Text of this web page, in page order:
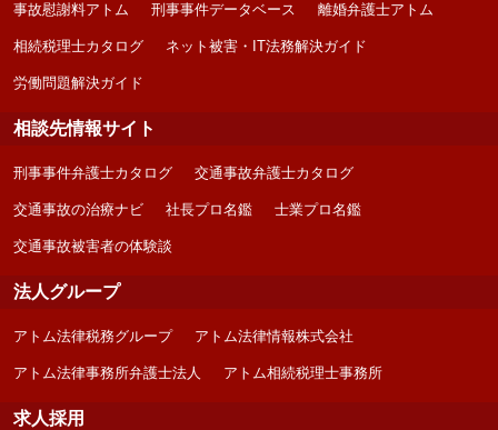
事故慰謝料アトム 刑事事件データベース 離婚弁護士アトム
相続税理士カタログ ネット被害・IT法務解決ガイド
労働問題解決ガイド
相談先情報サイト
刑事事件弁護士カタログ 交通事故弁護士カタログ
交通事故の治療ナビ 社長プロ名鑑 士業プロ名鑑
交通事故被害者の体験談
法人グループ
アトム法律税務グループ アトム法律情報株式会社
アトム法律事務所弁護士法人 アトム相続税理士事務所
求人採用